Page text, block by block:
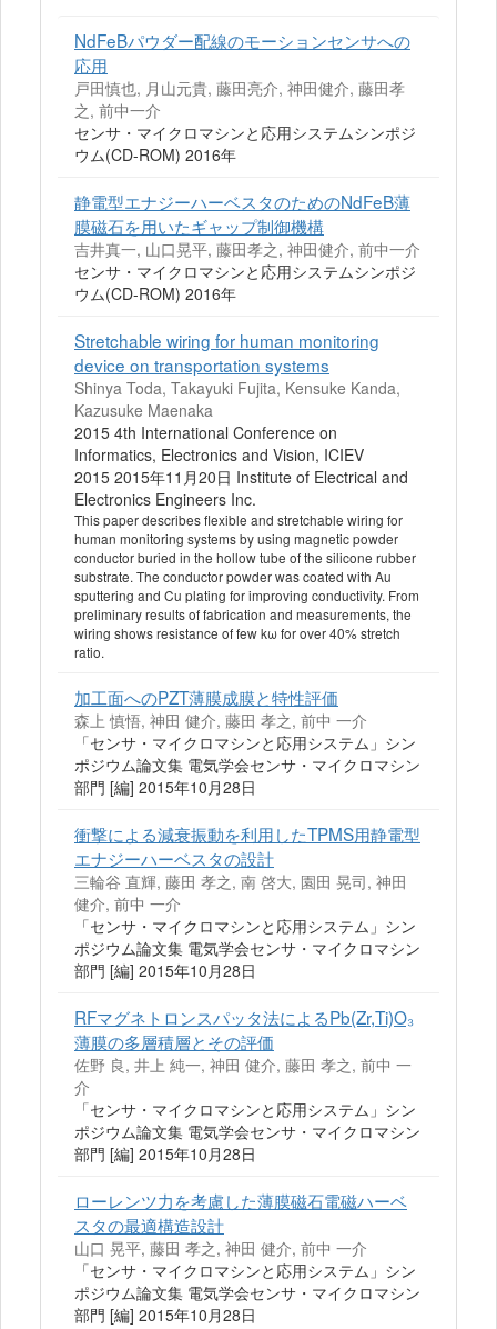
NdFeBパウダー配線のモーションセンサへの
応用
戸田慎也, 月山元貴, 藤田亮介, 神田健介, 藤田孝
之, 前中一介
センサ・マイクロマシンと応用システムシンポジ
ウム(CD-ROM) 2016年
静電型エナジーハーベスタのためのNdFeB薄
膜磁石を用いたギャップ制御機構
吉井真一, 山口晃平, 藤田孝之, 神田健介, 前中一介
センサ・マイクロマシンと応用システムシンポジ
ウム(CD-ROM) 2016年
Stretchable wiring for human monitoring
device on transportation systems
Shinya Toda, Takayuki Fujita, Kensuke Kanda,
Kazusuke Maenaka
2015 4th International Conference on
Informatics, Electronics and Vision, ICIEV
2015 2015年11月20日 Institute of Electrical and
Electronics Engineers Inc.
This paper describes flexible and stretchable wiring for
human monitoring systems by using magnetic powder
conductor buried in the hollow tube of the silicone rubber
substrate. The conductor powder was coated with Au
sputtering and Cu plating for improving conductivity. From
preliminary results of fabrication and measurements, the
wiring shows resistance of few kω for over 40% stretch
ratio.
加工面へのPZT薄膜成膜と特性評価
森上 慎悟, 神田 健介, 藤田 孝之, 前中 一介
「センサ・マイクロマシンと応用システム」シン
ポジウム論文集 電気学会センサ・マイクロマシン
部門 [編] 2015年10月28日
衝撃による減衰振動を利用したTPMS用静電型
エナジーハーベスタの設計
三輪谷 直輝, 藤田 孝之, 南 啓大, 園田 晃司, 神田
健介, 前中 一介
「センサ・マイクロマシンと応用システム」シン
ポジウム論文集 電気学会センサ・マイクロマシン
部門 [編] 2015年10月28日
RFマグネトロンスパッタ法によるPb(Zr,Ti)O₃
薄膜の多層積層とその評価
佐野 良, 井上 純一, 神田 健介, 藤田 孝之, 前中 一
介
「センサ・マイクロマシンと応用システム」シン
ポジウム論文集 電気学会センサ・マイクロマシン
部門 [編] 2015年10月28日
ローレンツ力を考慮した薄膜磁石電磁ハーベ
スタの最適構造設計
山口 晃平, 藤田 孝之, 神田 健介, 前中 一介
「センサ・マイクロマシンと応用システム」シン
ポジウム論文集 電気学会センサ・マイクロマシン
部門 [編] 2015年10月28日